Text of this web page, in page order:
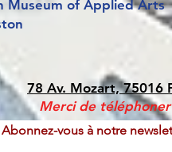
Museum of Applied Arts
78 Av. Mozart, 75016
Merci de
Abonnez-vous à notre